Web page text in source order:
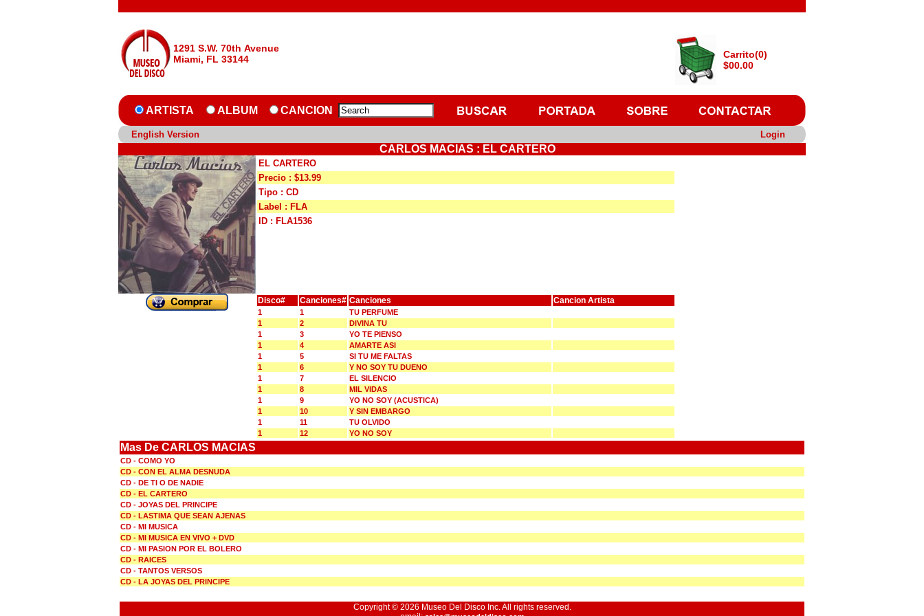
1291 S.W. 70th Avenue
Miami, FL 33144
Carrito(0)
$00.00
ARTISTA ALBUM CANCION
English Version Login
CARLOS MACIAS : EL CARTERO
EL CARTERO
Precio : $13.99
Tipo : CD
Label : FLA
ID : FLA1536
Disco# Canciones# Canciones Cancion Artista
1 1
TU PERFUME
1
2
DIVINA TU
1
3
YO TE PIENSO
1
4
AMARTE ASI
1
5
SI TU ME FALTAS
1
6
Y NO SOY TU DUENO
1
7
EL SILENCIO
1
8
MIL VIDAS
1
9
YO NO SOY (ACUSTICA)
1
10
Y SIN EMBARGO
1
11
TU OLVIDO
1
12 YO NO SOY
Mas De CARLOS MACIAS
CD - COMO YO
CD - CON EL ALMA DESNUDA
CD - DE TI O DE NADIE
CD - EL CARTERO
CD - JOYAS DEL PRINCIPE
CD - LASTIMA QUE SEAN AJENAS
CD - MI MUSICA
CD - MI MUSICA EN VIVO + DVD
CD - MI PASION POR EL BOLERO
CD - RAICES
CD - TANTOS VERSOS
CD - LA JOYAS DEL PRINCIPE
Copyright © 2026 Museo Del Disco Inc. All rights reserved.